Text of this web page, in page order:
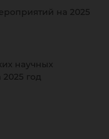
на 2025
научных
год